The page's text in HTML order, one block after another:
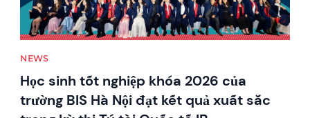
NEWS
Học sinh tốt nghiệp khóa 2026 của
trường BIS Hà Nội đạt kết quả xuất sắc